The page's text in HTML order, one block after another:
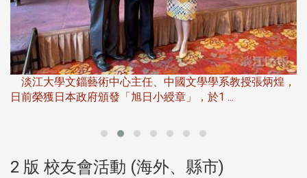
淡江大學文錙藝術中心主任、中國文學學系教授張炳煌，
日前榮獲日本政府頒發「旭日小綬章」，於1 ...
2 版 校友會活動 (海外、縣市)